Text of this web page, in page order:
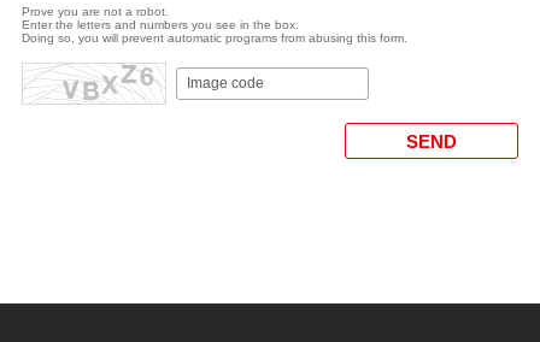
Prove you are not a robot.
Enter the letters and numbers you see in the box.
Doing so, you will prevent automatic programs from abusing this form.